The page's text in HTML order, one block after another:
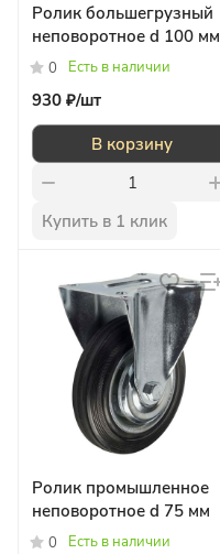
Ролик большегрузный
неповоротное d 100 мм
0 Есть в наличии
930 ₽/шт
В корзину
Купить в 1 клик
Ролик промышленное
неповоротное d 75 мм
0 Есть в наличии